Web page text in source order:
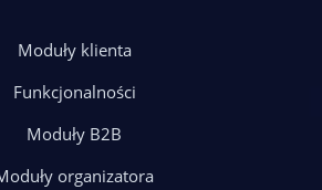
Moduły klienta
Funkcjonalności
Moduły B2B
organizatora